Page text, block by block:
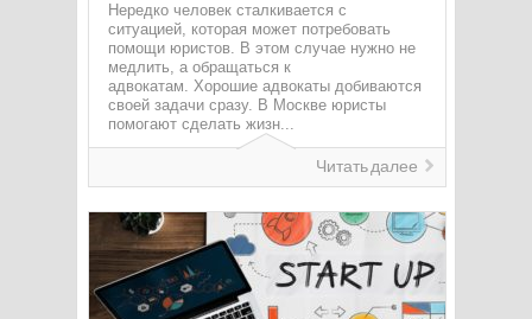
Нередко человек сталкивается с
ситуацией, которая может потребовать
помощи юристов. В этом случае нужно не
медлить, а обращаться к
адвокатам. Хорошие адвокаты добиваются
своей задачи сразу. В Москве юристы
помогают сделать жизн...
Читать далее